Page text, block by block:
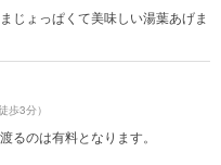
じょっぱくて美味しい湯葉あげま
歩3分）
るのは有料となります。